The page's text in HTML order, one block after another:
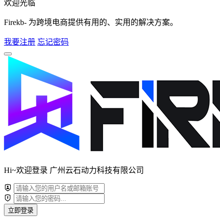
欢迎光临
Firekb- 为跨境电商提供有用的、实用的解决方案。
我要注册 忘记密码
Hi~欢迎登录 广州云石动力科技有限公司
立即登录